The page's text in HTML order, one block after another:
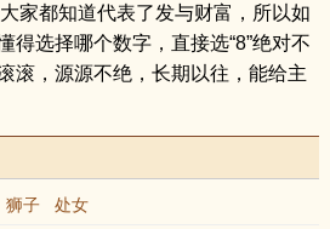
家都知道代表了发与财富，所以如
得选择哪个数字，直接选“8”绝对不
滚，源源不绝，长期以往，能给主
狮子 处女